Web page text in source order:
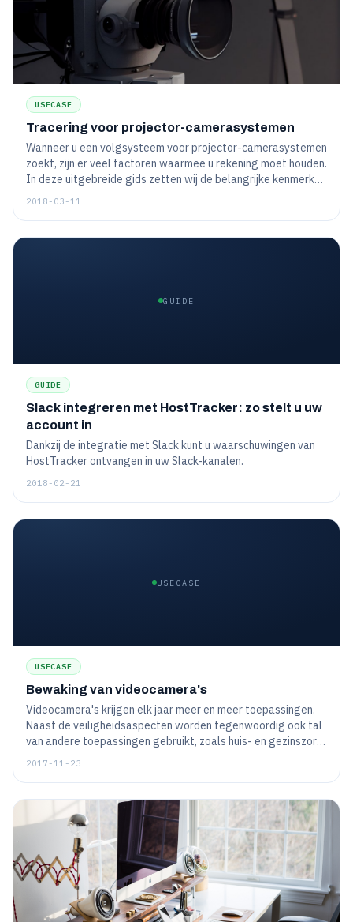
USECASE
Tracering voor projector-camerasystemen
Wanneer u een volgsysteem voor projector-camerasystemen
zoekt, zijn er veel factoren waarmee u rekening moet houden.
In deze uitgebreide gids zetten wij de belangrijke kenmerken
en specificaties op een rijtje, zodat u een weloverwogen
camerasystemen zodra u het hebt gekocht!
2018-03-11
GUIDE
GUIDE
Slack integreren met HostTracker: zo stelt u uw
account in
Dankzij de integratie met Slack kunt u waarschuwingen van
HostTracker ontvangen in uw Slack-kanalen.
2018-02-21
USECASE
USECASE
Bewaking van videocamera's
Videocamera's krijgen elk jaar meer en meer toepassingen.
Naast de veiligheidsaspecten worden tegenwoordig ook tal
van andere toepassingen gebruikt, zoals huis- en gezinszorg,
entertainment, onderwijs enz.
2017-11-23